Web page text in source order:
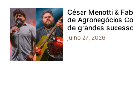
César Menotti &
de Agronegócios
de grandes
julho 27, 2026